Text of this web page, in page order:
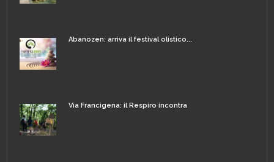
Abanozen: arriva il festival olistico...
Via Francigena: il Respiro incontra